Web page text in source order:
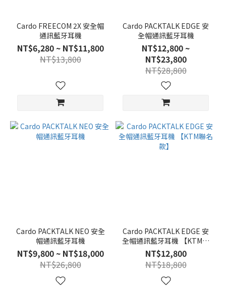
Cardo FREECOM 2X 安全帽
通訊藍牙耳機
NT$6,280 ~ NT$11,800
NT$13,800
Cardo PACKTALK EDGE 安
全帽通訊藍牙耳機
NT$12,800 ~
NT$23,800
NT$28,800
Cardo PACKTALK NEO 安全
帽通訊藍牙耳機
NT$9,800 ~ NT$18,000
NT$26,800
Cardo PACKTALK EDGE 安
全帽通訊藍牙耳機 【KTM聯
名款】
NT$12,800
NT$18,800